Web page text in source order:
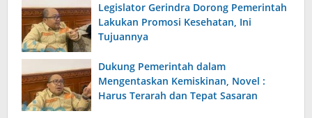
Legislator Gerindra Dorong Pemerintah
Lakukan Promosi Kesehatan, Ini
Tujuannya
Dukung Pemerintah dalam
Mengentaskan Kemiskinan, Novel :
Harus Terarah dan Tepat Sasaran